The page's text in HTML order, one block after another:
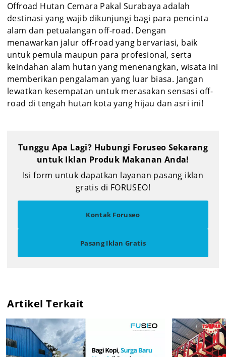
Offroad Hutan Cemara Pakal Surabaya adalah
destinasi yang wajib dikunjungi bagi para pencinta
alam dan petualangan off-road. Dengan
menawarkan jalur off-road yang bervariasi, baik
untuk pemula maupun para profesional, serta
keindahan alam hutan yang menenangkan, wisata ini
memberikan pengalaman yang luar biasa. Jangan
lewatkan kesempatan untuk merasakan sensasi off-
road di tengah hutan kota yang hijau dan asri ini!
Tunggu Apa Lagi? Hubungi Foruseo Sekarang
untuk Iklan Produk Makanan Anda!
Isi form untuk dapatkan layanan pasang iklan
gratis di FORUSEO!
Kontak Foruseo
Pasang Iklan Gratis
Artikel Terkait